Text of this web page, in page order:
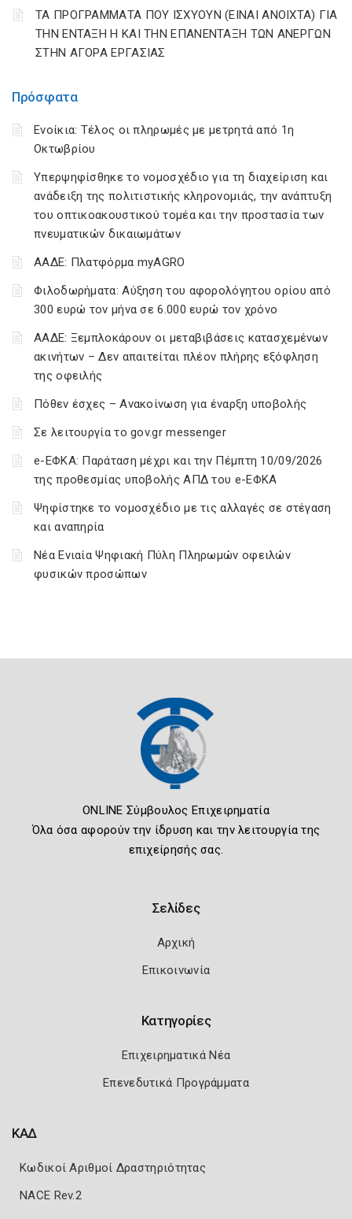
Πρόσφατα
Ενοίκια: Τέλος οι πληρωμές με μετρητά από 1η
Οκτωβρίου
Υπερψηφίσθηκε το νομοσχέδιο για τη διαχείριση και
ανάδειξη της πολιτιστικής κληρονομιάς, την ανάπτυξη
του οπτικοακουστικού τομέα και την προστασία των
πνευματικών δικαιωμάτων
ΑΑΔΕ: Πλατφόρμα myAGRO
Φιλοδωρήματα: Αύξηση του αφορολόγητου ορίου από
300 ευρώ τον μήνα σε 6.000 ευρώ τον χρόνο
ΑΑΔΕ: Ξεμπλοκάρουν οι μεταβιβάσεις κατασχεμένων
ακινήτων – Δεν απαιτείται πλέον πλήρης εξόφληση
της οφειλής
Πόθεν έσχες – Ανακοίνωση για έναρξη υποβολής
Σε λειτουργία το gov.gr messenger
e-ΕΦΚΑ: Παράταση μέχρι και την Πέμπτη 10/09/2026
της προθεσμίας υποβολής ΑΠΔ του e-ΕΦΚΑ
Ψηφίστηκε το νομοσχέδιο με τις αλλαγές σε στέγαση
και αναπηρία
Νέα Ενιαία Ψηφιακή Πύλη Πληρωμών οφειλών
φυσικών προσώπων
ΤΑ ΠΡΟΓΡΑΜΜΑΤΑ ΠΟΥ ΙΣΧΥΟΥΝ (ΕΙΝΑΙ ΑΝΟΙΧΤΑ) ΓΙΑ
ΤΗΝ ΕΝΤΑΞΗ Η ΚΑΙ ΤΗΝ ΕΠΑΝΕΝΤΑΞΗ ΤΩΝ ΑΝΕΡΓΩΝ
ΣΤΗΝ ΑΓΟΡΑ ΕΡΓΑΣΙΑΣ
ONLINE Σύμβουλος Επιχειρηματία
Όλα όσα αφορούν την ίδρυση και την λειτουργία της
επιχείρησής σας.
Σελίδες
Αρχική
Επικοινωνία
Κατηγορίες
Επιχειρηματικά Νέα
Επενεδυτικά Προγράμματα
ΚΑΔ
Κωδικοί Αριθμοί Δραστηριότητας
NACE Rev.2